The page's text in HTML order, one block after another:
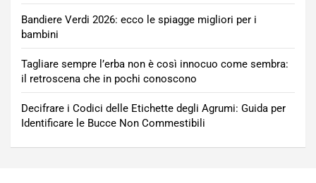
Bandiere Verdi 2026: ecco le spiagge migliori per i
bambini
Tagliare sempre l’erba non è così innocuo come sembra:
il retroscena che in pochi conoscono
Decifrare i Codici delle Etichette degli Agrumi: Guida per
Identificare le Bucce Non Commestibili